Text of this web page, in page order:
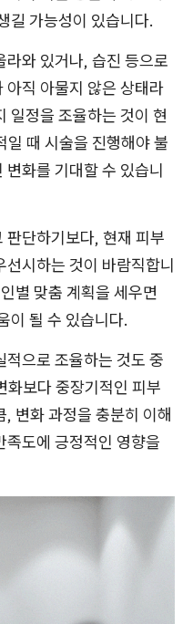
길 가능성이 있습니다.
와 있거나, 습진 등으로
아직 아물지 않은 상태라
일정을 조율하는 것이 현
일 때 시술을 진행해야 불
화를 기대할 수 있습니
판단하기보다, 현재 피부
시하는 것이 바람직합니
별 맞춤 계획을 세우면
이 될 수 있습니다.
으로 조율하는 것도 중
화보다 중장기적인 피부
변화 과정을 충분히 이해
족도에 긍정적인 영향을